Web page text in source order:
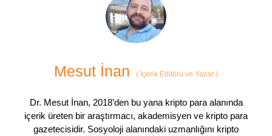
Mesut İnan ( İçerik Editörü ve Yazar )
Dr. Mesut İnan, 2018’den bu yana kripto para alanında
içerik üreten bir araştırmacı, akademisyen ve kripto para
gazetecisidir. Sosyoloji alanındaki uzmanlığını kripto